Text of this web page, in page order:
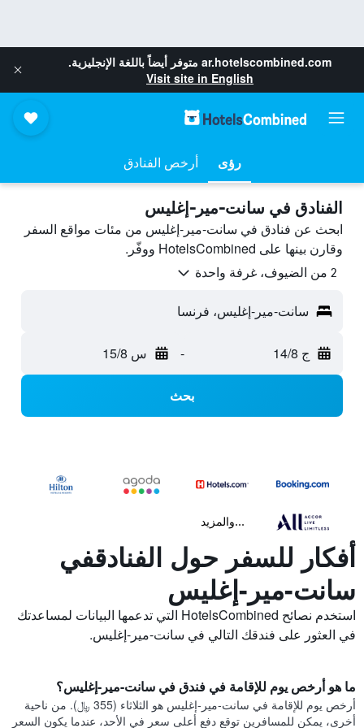
ar.hotelscombined.com متوفر أيضاً باللغة الإنجليزية.
Visit site in English
رؤى أرخص الفنادق
الفنادق في سانت-مير-إغليس
ابحث عن فنادق في سانت-مير-إغليس من مئات مواقع السفر
وقارن بينها على HotelsCombined ووفّر.
2 من الضيوف، غرفة واحدة
سانت-مير-إغليس، فرنسا
ج 14/8 - س 15/8
بحث
...والمزيد
أفكار للسفر حول الفنادقفي
سانت-مير-إغليس
استخدم نصائح HotelsCombined التي تدعمها البيانات لمساعدتك
في العثور على فندقك التالي في سانت-مير-إغليس.
ما هو أرخص يوم للإقامة في فندق في سانت-مير-إغليس؟
أرخص يوم للإقامة في سانت-مير-إغليس هو الثلاثاء (355 ﷼). من ناحية
أخرى، يمكن للمسافرين توقع دفع أعلى سعر في الأحد، عندما يكون السعر